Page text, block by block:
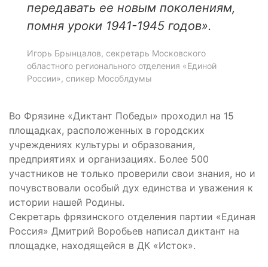
передавать ее новым поколениям,
помня уроки 1941-1945 годов».
Игорь Брынцалов, секретарь Московского
областного регионального отделения «Единой
России», спикер Мособлдумы
Во Фрязине «Диктант Победы» проходил на 15
площадках, расположенных в городских
учреждениях культуры и образования,
предприятиях и организациях. Более 500
участников не только проверили свои знания, но и
почувствовали особый дух единства и уважения к
истории нашей Родины.
Секретарь фрязинского отделения партии «Единая
Россия» Дмитрий Воробьев написал диктант на
площадке, находящейся в ДК «Исток».